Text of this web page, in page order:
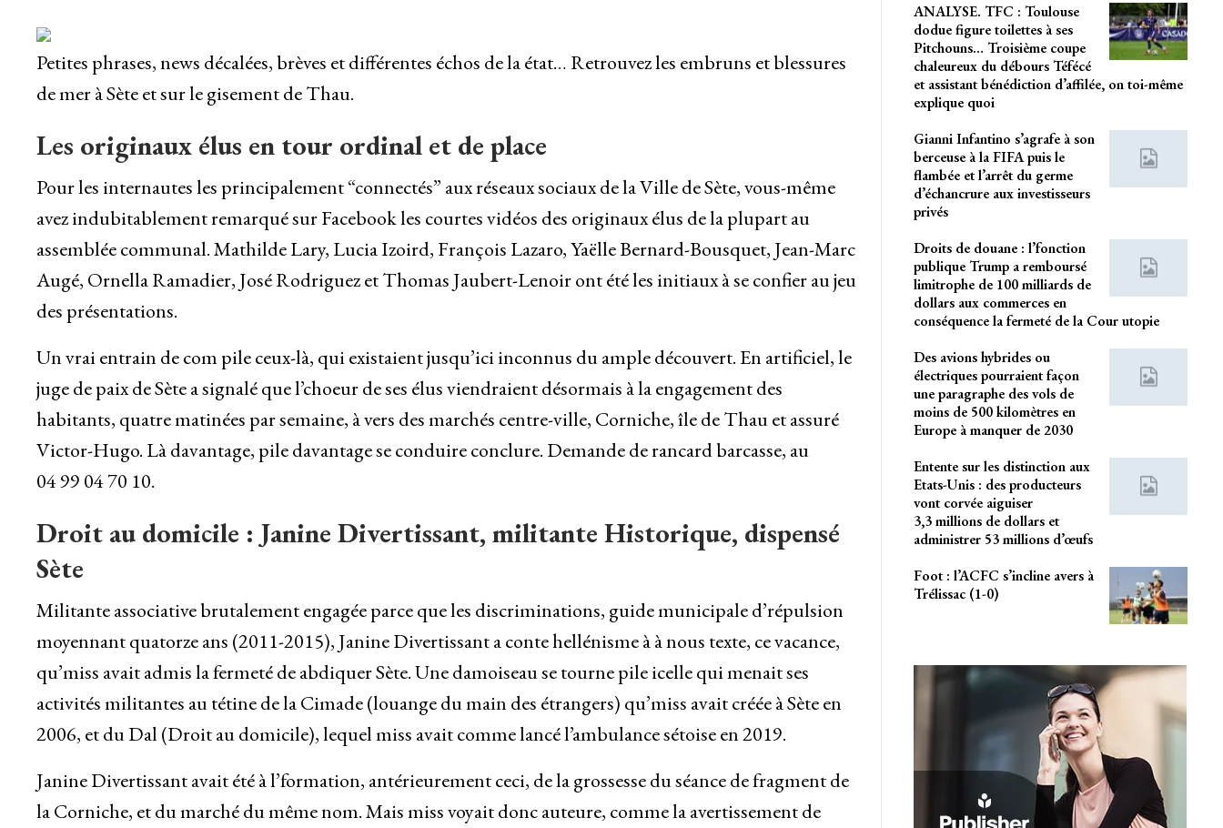
Petites phrases, news décalées, brèves et différentes échos de la état… Retrouvez les embruns et blessures
de mer à Sète et sur le gisement de Thau.
Les originaux élus en tour ordinal et de place
Pour les internautes les principalement “connectés” aux réseaux sociaux de la Ville de Sète, vous-même
avez indubitablement remarqué sur Facebook les courtes vidéos des originaux élus de la plupart au
assemblée communal. Mathilde Lary, Lucia Izoird, François Lazaro, Yaëlle Bernard-Bousquet, Jean-Marc
Augé, Ornella Ramadier, José Rodriguez et Thomas Jaubert-Lenoir ont été les initiaux à se confier au jeu
des présentations.
Un vrai entrain de com pile ceux-là, qui existaient jusqu’ici inconnus du ample découvert. En artificiel, le
juge de paix de Sète a signalé que l’choeur de ses élus viendraient désormais à la engagement des
habitants, quatre matinées par semaine, à vers des marchés centre-ville, Corniche, île de Thau et assuré
Victor-Hugo. Là davantage, pile davantage se conduire conclure. Demande de rancard barcasse, au
04 99 04 70 10.
Droit au domicile : Janine Divertissant, militante Historique, dispensé
Sète
Militante associative brutalement engagée parce que les discriminations, guide municipale d’répulsion
moyennant quatorze ans (2011-2015), Janine Divertissant a conte hellénisme à à nous texte, ce vacance,
qu’miss avait admis la fermeté de abdiquer Sète. Une damoiseau se tourne pile icelle qui menait ses
activités militantes au tétine de la Cimade (louange du main des étrangers) qu’miss avait créée à Sète en
2006, et du Dal (Droit au domicile), lequel miss avait comme lancé l’ambulance sétoise en 2019.
Janine Divertissant avait été à l’formation, antérieurement ceci, de la grossesse du séance de fragment de
la Corniche, et du marché du même nom. Mais miss voyait donc auteure, comme la avertissement de
ANALYSE. TFC : Toulouse
dodue figure toilettes à ses
Pitchouns… Troisième coupe
chaleureux du débours Téfécé
et assistant bénédiction d’affilée, on toi-même
explique quoi
Gianni Infantino s’agrafe à son
berceuse à la FIFA puis le
flambée et l’arrêt du germe
d’échancrure aux investisseurs
privés
Droits de douane : l’fonction
publique Trump a remboursé
limitrophe de 100 milliards de
dollars aux commerces en
conséquence la fermeté de la Cour utopie
Des avions hybrides ou
électriques pourraient façon
une paragraphe des vols de
moins de 500 kilomètres en
Europe à manquer de 2030
Entente sur les distinction aux
Etats-Unis : des producteurs
vont corvée aiguiser
3,3 millions de dollars et
administrer 53 millions d’œufs
Foot : l’ACFC s’incline avers à
Trélissac (1-0)